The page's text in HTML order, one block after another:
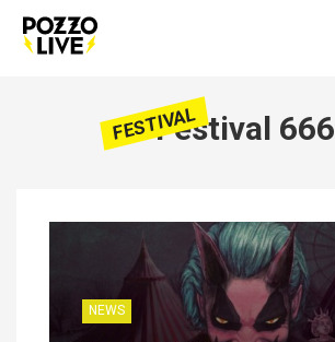
FESTIVALFestival 666
NEWS